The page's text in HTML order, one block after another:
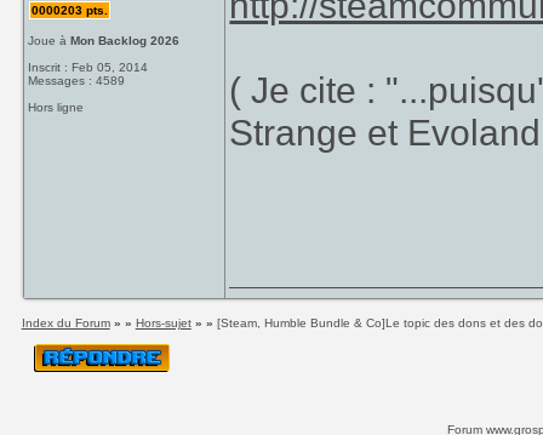
0000203 pts.
Joue àMon Backlog 2026
Inscrit : Feb 05, 2014
Messages : 4589
Hors ligne
( Je cite :
Strange et
Index du Forum» » Hors-sujet» » [Steam, Humble Bundle & Co]Le topic des dons et des
Forum